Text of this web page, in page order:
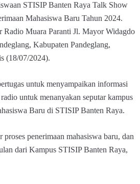
STISIP Banten Raya Talk Show
Mahasiswa Baru Tahun 2024.
Muara Paranti Jl. Mayor Widagdo
Kabupaten Pandeglang,
(18/07/2024).
untuk menyampaikan informasi
untuk menanyakan seputar kampus
Baru di STISIP Banten Raya.
penerimaan mahasiswa baru, dan
dari Kampus STISIP Banten Raya,